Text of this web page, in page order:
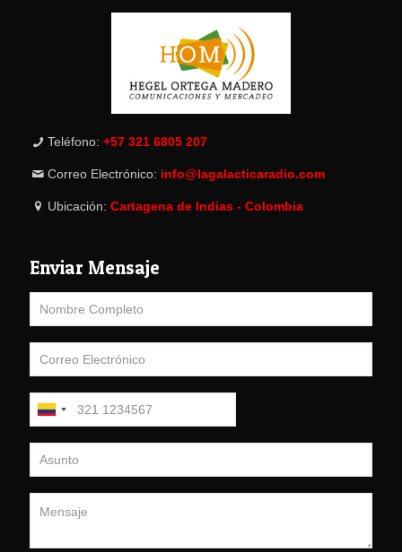
Teléfono: +57 321 6805 207
Correo Electrónico: info@lagalacticaradio.com
Ubicación: Cartagena de Indias - Colombia
Enviar Mensaje